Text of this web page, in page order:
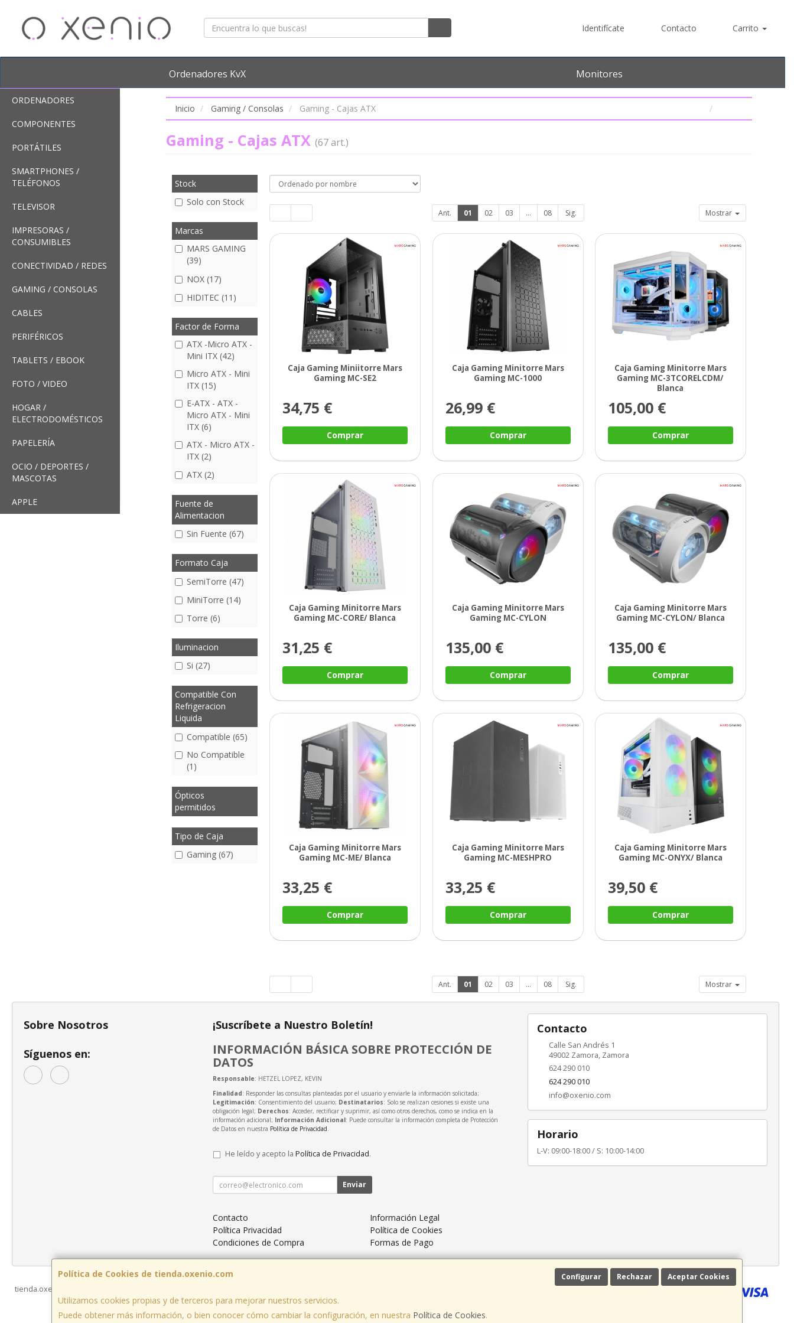
Identifícate Contacto Carrito
Ordenadores KvX Monitores
ORDENADORES
COMPONENTES
PORTÁTILES
SMARTPHONES /
TELÉFONOS
TELEVISOR
IMPRESORAS /
CONSUMIBLES
CONECTIVIDAD / REDES
GAMING / CONSOLAS
CABLES
PERIFÉRICOS
TABLETS / EBOOK
FOTO / VIDEO
HOGAR /
ELECTRODOMÉSTICOS
PAPELERÍA
OCIO / DEPORTES /
MASCOTAS
APPLE
Inicio Gaming / Consolas Gaming - Cajas ATX
Gaming - Cajas ATX (67 art.)
Stock
Solo con Stock
Marcas
MARS GAMING
(39)
NOX (17)
HIDITEC (11)
Factor de Forma
ATX -Micro ATX -
Mini ITX (42)
Micro ATX - Mini
ITX (15)
E-ATX - ATX -
Micro ATX - Mini
ITX (6)
ATX - Micro ATX -
ITX (2)
ATX (2)
Fuente de
Alimentacion
Sin Fuente (67)
Formato Caja
SemiTorre (47)
MiniTorre (14)
Torre (6)
Iluminacion
Si (27)
Compatible Con
Refrigeracion
Liquida
Compatible (65)
No Compatible
(1)
Ópticos
permitidos
Tipo de Caja
Gaming (67)
Ant. 01 02 03 ... 08 Sig. Mostrar
Caja Gaming Miniitorre Mars
Gaming MC-SE2
34,75 €
Comprar
Caja Gaming Minitorre Mars
Gaming MC-1000
26,99 €
Comprar
Caja Gaming Minitorre Mars
Gaming MC-3TCORELCDM/
Blanca
105,00 €
Comprar
Caja Gaming Minitorre Mars
Gaming MC-CORE/ Blanca
31,25 €
Comprar
Caja Gaming Minitorre Mars
Gaming MC-CYLON
135,00 €
Comprar
Caja Gaming Minitorre Mars
Gaming MC-CYLON/ Blanca
135,00 €
Comprar
Caja Gaming Minitorre Mars
Gaming MC-ME/ Blanca
33,25 €
Comprar
Caja Gaming Minitorre Mars
Gaming MC-MESHPRO
33,25 €
Comprar
Caja Gaming Minitorre Mars
Gaming MC-ONYX/ Blanca
39,50 €
Comprar
Ant. 01 02 03 ... 08 Sig. Mostrar
Política de Cookies de tienda.oxenio.com Configurar Rechazar Aceptar Cookies
Utilizamos cookies propias y de terceros para mejorar nuestros servicios.
Puede obtener más información, o bien conocer cómo cambiar la configuración, en nuestra Política de Cookies.
Sobre Nosotros
Síguenos en:
¡Suscríbete a Nuestro Boletín!
INFORMACIÓN BÁSICA SOBRE PROTECCIÓN DE
DATOS
Responsable: HETZEL LOPEZ, KEVIN
Finalidad: Responder las consultas planteadas por el usuario y enviarle la información solicitada;
Legitimación: Consentimiento del usuario; Destinatarios: Solo se realizan cesiones si existe una
obligación legal; Derechos: Acceder, rectificar y suprimir, así como otros derechos, como se indica en la
información adicional; Información Adicional: Puede consultar la información completa de Protección
de Datos en nuestra Política de Privacidad.
He leído y acepto la Política de Privacidad.
Enviar
Contacto
Información Legal
Política Privacidad
Política de Cookies
Condiciones de Compra
Formas de Pago
Contacto
Calle San Andrés 1
49002 Zamora, Zamora
624 290 010
624 290 010
info@oxenio.com
Horario
L-V: 09:00-18:00 / S: 10:00-14:00
tienda.oxenio.com © 2026
, , , , España. - C.I.F.: 71031262V - Tfno: